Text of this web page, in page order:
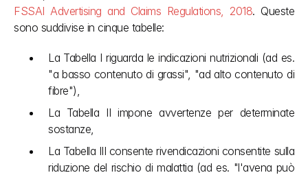
FSSAI Advertising and Claims Regulations, 2018. Queste
sono suddivise in cinque tabelle:
La Tabella I riguarda le indicazioni nutrizionali (ad es.
"a basso contenuto di grassi", "ad alto contenuto di
fibre"),
La Tabella II impone avvertenze per determinate
sostanze,
La Tabella III consente rivendicazioni consentite sulla
riduzione del rischio di malattia (ad es. "l'avena può